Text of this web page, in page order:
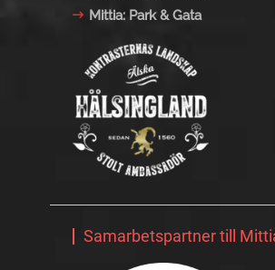
Mittia: Park & Gata
Samarbetspartner till